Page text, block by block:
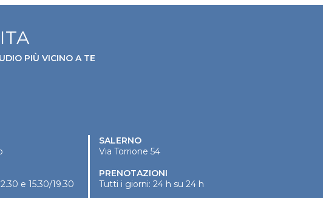
PIÙ VICINO A TE
e 15.30/19.30
SALERNO
Via Torrione 54
PRENOTAZIONI
Tutti i giorni: 24 h su 24 h